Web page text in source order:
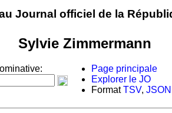
Journal officiel de la
Sylvie Zimmermann
Page principale
Explorer le JO
FormatTSV, JSON